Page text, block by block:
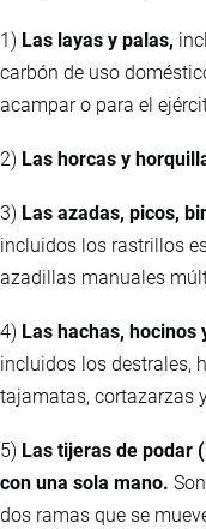
1) Las layas y palas,
carbón de uso
acampar o para el
2) Las horcas y
3) Las azadas, picos,
incluidos los rastrillos
azadillas manuales
4) Las hachas,
incluidos los destrales,
tajamatas, cortazarzas
5) Las tijeras de podar
con una sola mano.
dos ramas que se